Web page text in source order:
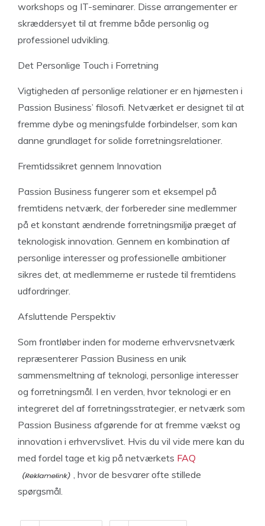
workshops og IT-seminarer. Disse arrangementer er
skræddersyet til at fremme både personlig og
professionel udvikling.
Det Personlige Touch i Forretning
Vigtigheden af personlige relationer er en hjørnesten i
Passion Business’ filosofi. Netværket er designet til at
fremme dybe og meningsfulde forbindelser, som kan
danne grundlaget for solide forretningsrelationer.
Fremtidssikret gennem Innovation
Passion Business fungerer som et eksempel på
fremtidens netværk, der forbereder sine medlemmer
på et konstant ændrende forretningsmiljø præget af
teknologisk innovation. Gennem en kombination af
personlige interesser og professionelle ambitioner
sikres det, at medlemmerne er rustede til fremtidens
udfordringer.
Afsluttende Perspektiv
Som frontløber inden for moderne erhvervsnetværk
repræsenterer Passion Business en unik
sammensmeltning af teknologi, personlige interesser
og forretningsmål. I en verden, hvor teknologi er en
integreret del af forretningsstrategier, er netværk som
Passion Business afgørende for at fremme vækst og
innovation i erhvervslivet. Hvis du vil vide mere kan du
med fordel tage et kig på netværkets FAQ
, hvor de besvarer ofte stillede
spørgsmål.